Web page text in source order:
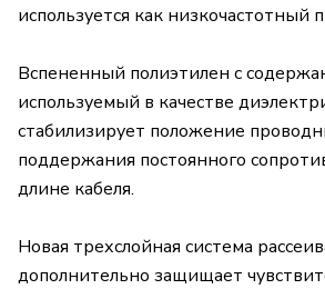
используется как низкочастотный
Вспененный полиэтилен с
используемый в качестве
стабилизирует положение
поддержания постоянного
длине кабеля.
Новая трехслойная система
дополнительно защищает